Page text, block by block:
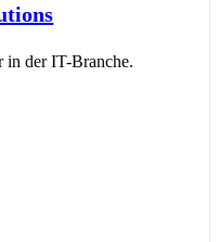
in der IT-Branche.